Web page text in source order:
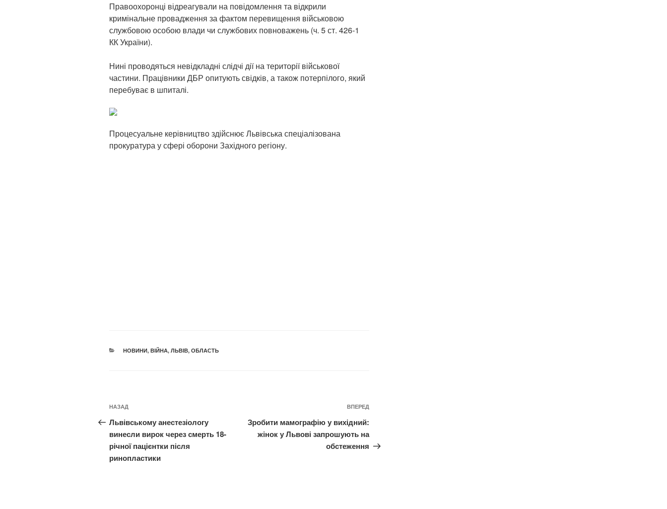
Правоохоронці відреагували на повідомлення та відкрили
кримінальне провадження за фактом перевищення військовою
службовою особою влади чи службових повноважень (ч. 5 ст. 426-1
КК України).
Нині проводяться невідкладні слідчі дії на території військової
частини. Працівники ДБР опитують свідків, а також потерпілого, який
перебуває в шпиталі.
Процесуальне керівництво здійснює Львівська спеціалізована
прокуратура у сфері оборони Західного регіону.
КАТЕГОРІЇ
НОВИНИ, ВІЙНА, ЛЬВІВ, ОБЛАСТЬ
Навігація
записів
Попередній
запис:
НАЗАД
Львівському анестезіологу
винесли вирок через смерть 18-
річної пацієнтки після
ринопластики
Наступний
ВПЕРЕД
Зробити мамографію у вихідний:
жінок у Львові запрошують на
обстеження